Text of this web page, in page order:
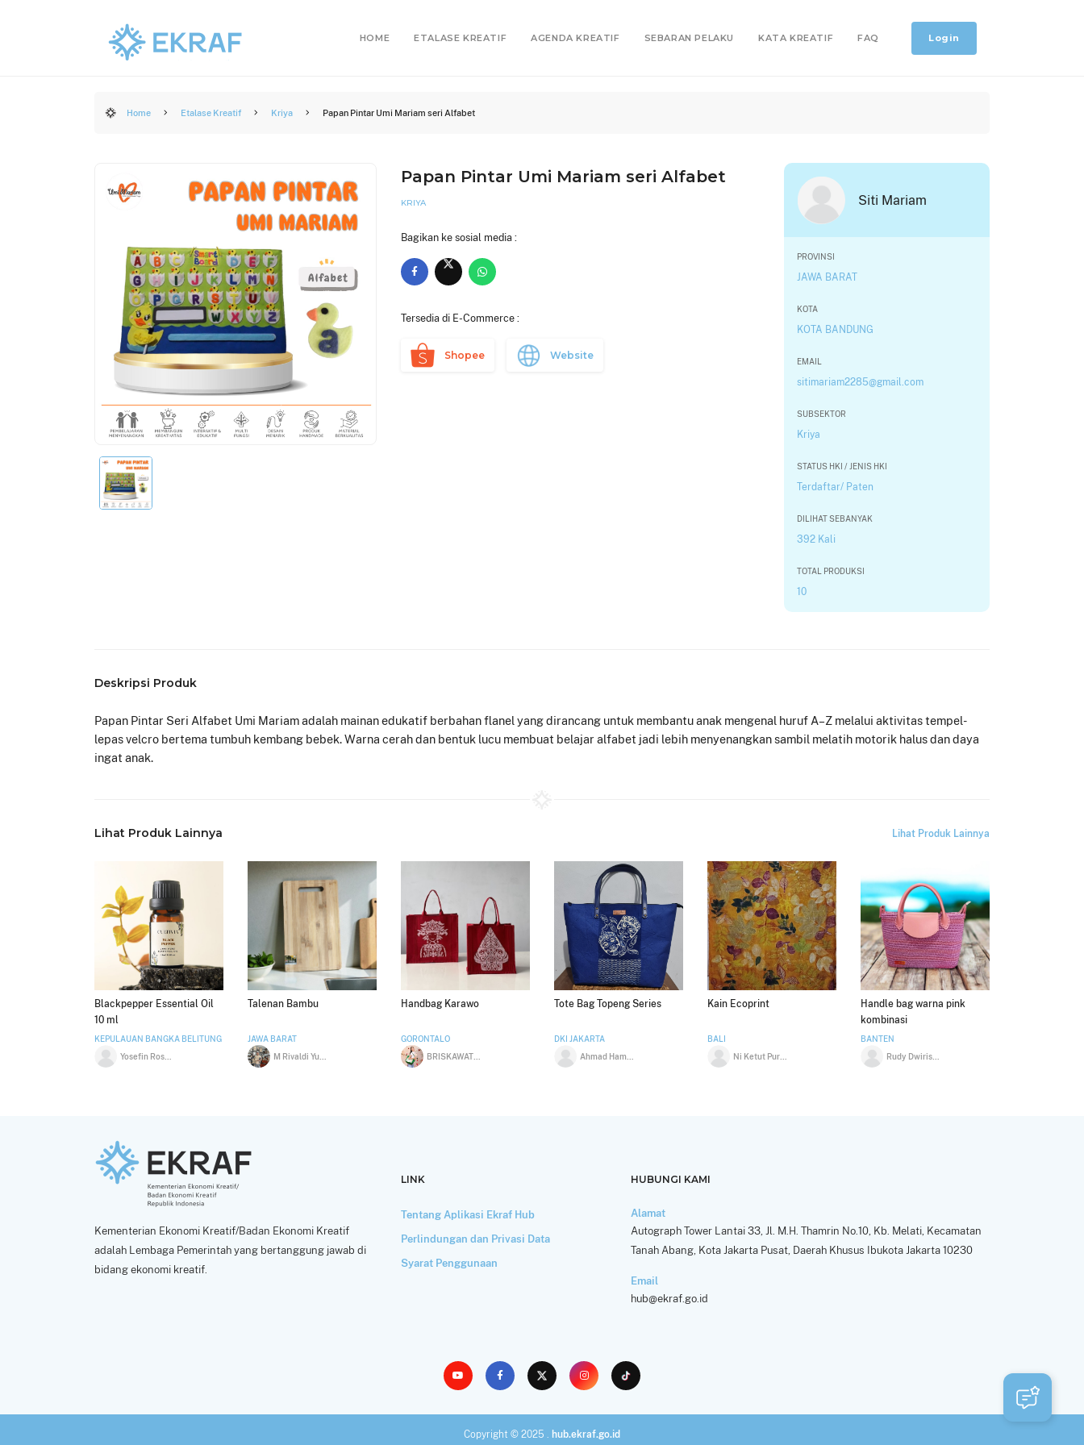
HOME ETALASE KREATIF AGENDA KREATIF SEBARAN PELAKU KATA KREATIF FAQ Login
Home Etalase Kreatif Kriya Papan Pintar Umi Mariam seri Alfabet
Papan Pintar Umi Mariam seri Alfabet
KRIYA
Bagikan ke sosial media :
Tersedia di E-Commerce :
Shopee Website
Siti Mariam
PROVINSI
JAWA BARAT
KOTA
KOTA BANDUNG
EMAIL
sitimariam2285@gmail.com
SUBSEKTOR
Kriya
STATUS HKI / JENIS HKI
Terdaftar/ Paten
DILIHAT SEBANYAK
392 Kali
TOTAL PRODUKSI
10
Deskripsi Produk
Papan Pintar Seri Alfabet Umi Mariam adalah mainan edukatif berbahan flanel yang dirancang untuk membantu anak mengenal huruf A–Z melalui aktivitas tempel-
lepas velcro bertema tumbuh kembang bebek. Warna cerah dan bentuk lucu membuat belajar alfabet jadi lebih menyenangkan sambil melatih motorik halus dan daya
ingat anak.
Lihat Produk Lainnya Lihat Produk Lainnya
Blackpepper Essential Oil
10 ml
KEPULAUAN BANGKA BELITUNG
Talenan Bambu
JAWA BARAT
Handbag Karawo
GORONTALO
Tote Bag Topeng Series
DKI JAKARTA
Kain Ecoprint
BALI
Handle bag warna pink
kombinasi
BANTEN
Kementerian Ekonomi Kreatif/Badan Ekonomi Kreatif
adalah Lembaga Pemerintah yang bertanggung jawab di
bidang ekonomi kreatif.
LINK
Tentang Aplikasi Ekraf Hub
Perlindungan dan Privasi Data
Syarat Penggunaan
HUBUNGI KAMI
Alamat
Autograph Tower Lantai 33, Jl. M.H. Thamrin No.10, Kb. Melati, Kecamatan
Tanah Abang, Kota Jakarta Pusat, Daerah Khusus Ibukota Jakarta 10230
Email
hub@ekraf.go.id
Copyright © 2025 . hub.ekraf.go.id